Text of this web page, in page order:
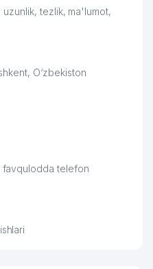
524 м
XALQ
BUSINESS
tezlik, ma'lumot,
O‘zbekiston
favqulodda telefon